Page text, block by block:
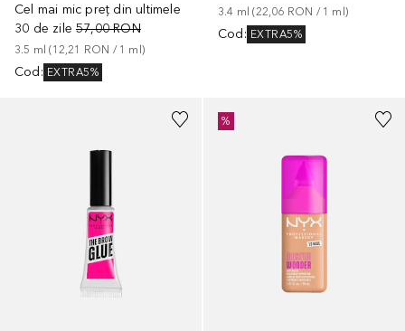
Cel mai mic preț din ultimele
30 de zile 57,00 RON
3.5 ml (12,21 RON / 1 ml )
Cod : EXTRA5%
3.4 ml (22,06 RON / 1 ml )
Cod : EXTRA5%
%